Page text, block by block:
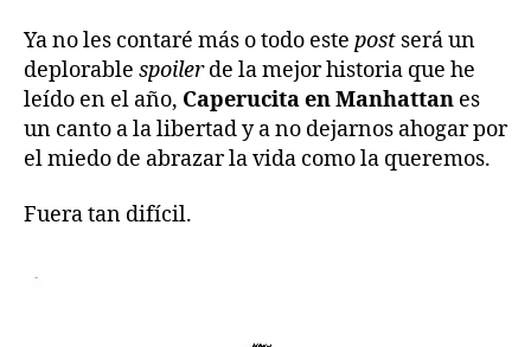
Ya no les contaré más o todo este post será un
deplorable spoilerde la mejor historia que he
leído en el año, Caperucita en Manhattan es
un canto a la libertad y a no dejarnos ahogar por
el miedo de abrazar la vida como la queremos.
Fuera tan difícil.